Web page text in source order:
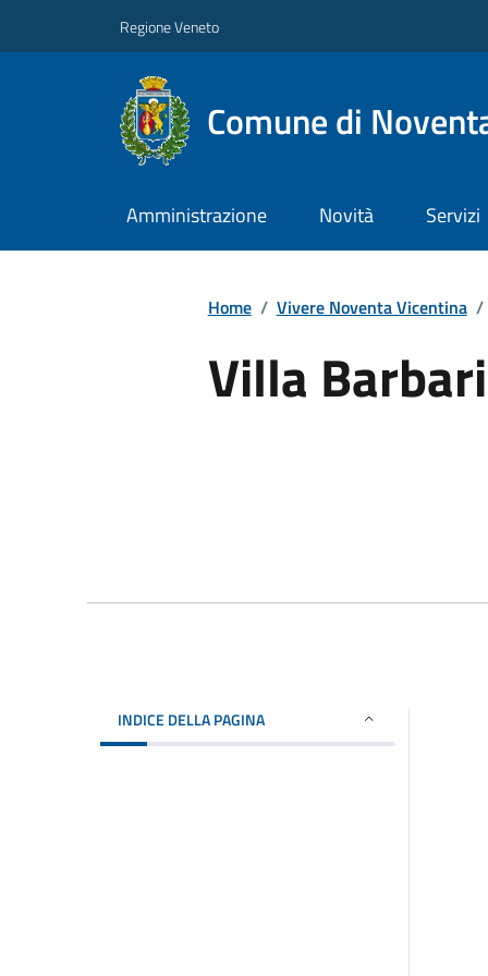
Regione Veneto
Comune di
Amministrazione Novità Servizi
Home / Vivere Noventa Vicentina /
Villa
INDICE DELLA PAGINA